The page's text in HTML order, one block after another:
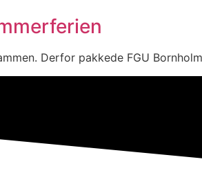
Derfor pakkede FGU